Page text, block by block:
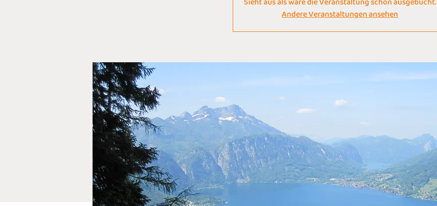
Andere Veranstaltungen ansehen